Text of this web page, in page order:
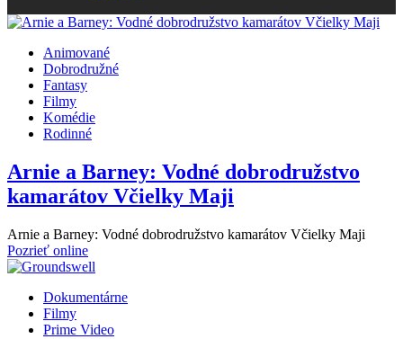
Animované
Dobrodružné
Fantasy
Filmy
Komédie
Rodinné
Arnie a Barney: Vodné dobrodružstvo
kamarátov Včielky Maji
Arnie a Barney: Vodné dobrodružstvo kamarátov Včielky Maji
Pozrieť online
Dokumentárne
Filmy
Prime Video